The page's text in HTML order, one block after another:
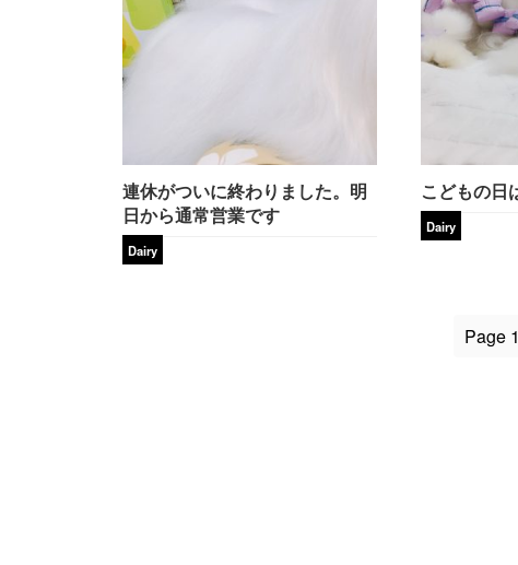
連休がついに終わりました。明
日から通常営業です
Dairy
こどもの日
Dairy
Page